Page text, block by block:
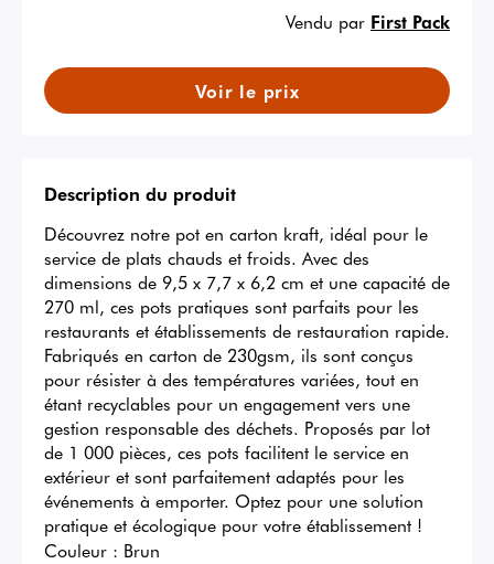
Vendu par First Pack
Voir le prix
Description du produit
Découvrez notre pot en carton kraft, idéal pour le
service de plats chauds et froids. Avec des
dimensions de 9,5 x 7,7 x 6,2 cm et une capacité de
270 ml, ces pots pratiques sont parfaits pour les
restaurants et établissements de restauration rapide.
Fabriqués en carton de 230gsm, ils sont conçus
pour résister à des températures variées, tout en
étant recyclables pour un engagement vers une
gestion responsable des déchets. Proposés par lot
de 1 000 pièces, ces pots facilitent le service en
extérieur et sont parfaitement adaptés pour les
événements à emporter. Optez pour une solution
pratique et écologique pour votre établissement !
Couleur : Brun